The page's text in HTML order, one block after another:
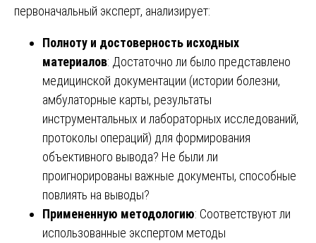
первоначальный эксперт, анализирует:
Полноту и достоверность исходных
материалов: Достаточно ли было представлено
медицинской документации (истории болезни,
амбулаторные карты, результаты
инструментальных и лабораторных исследований,
протоколы операций) для формирования
объективного вывода? Не были ли
проигнорированы важные документы, способные
повлиять на выводы?
Примененную методологию: Соответствуют ли
использованные экспертом методы